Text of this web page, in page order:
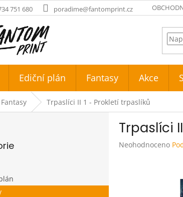
751 680 poradime@fantomprint.cz
Ediční plán Fantasy Akce
Fantasy Trpaslíci II 1 - Prokletí trpaslíků
Trpaslíci
Průměrné
Neohodnoceno